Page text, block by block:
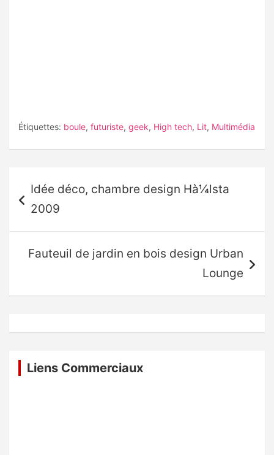
Étiquettes: boule, futuriste, geek, High tech, Lit, Multimédia
de
l’article
Idée déco, chambre design Hà¼lsta
2009
Fauteuil de jardin en bois design Urban
Lounge
Liens Commerciaux